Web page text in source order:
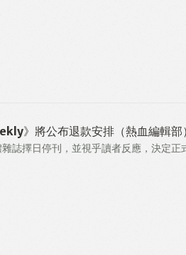
》將公布退款安排（熱血編輯部
誌擇日停刊，並視乎讀者反應，決定正